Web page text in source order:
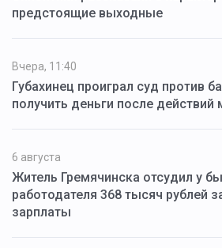
предстоящие выходные
Вчера, 11:40
Губахинец проиграл суд против
получить деньги после
6 августа
Житель Гремячинска отсудил у
работодателя 368 тысяч рублей
зарплаты